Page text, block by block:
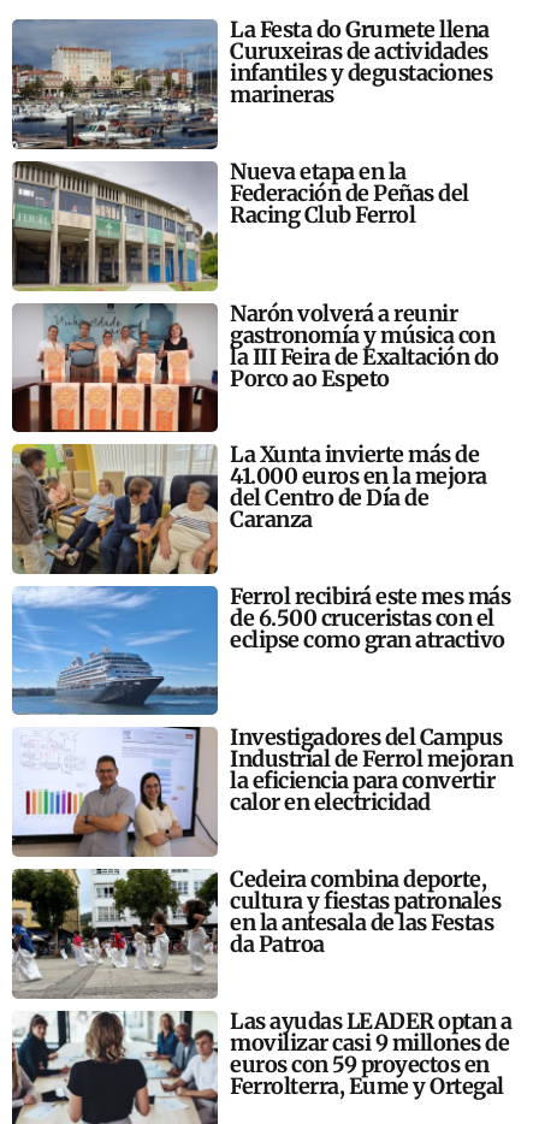
La Festa do Grumete llena
Curuxeiras de actividades
infantiles y degustaciones
marineras
Nueva etapa en la
Federación de Peñas del
Racing Club Ferrol
Narón volverá a reunir
gastronomía y música con
la III Feira de Exaltación do
Porco ao Espeto
La Xunta invierte más de
41.000 euros en la mejora
del Centro de Día de
Caranza
Ferrol recibirá este mes más
de 6.500 cruceristas con el
eclipse como gran atractivo
Investigadores del Campus
Industrial de Ferrol mejoran
la eficiencia para convertir
calor en electricidad
Cedeira combina deporte,
cultura y fiestas patronales
en la antesala de las Festas
da Patroa
Las ayudas LEADER optan a
movilizar casi 9 millones de
euros con 59 proyectos en
Ferrolterra, Eume y Ortegal